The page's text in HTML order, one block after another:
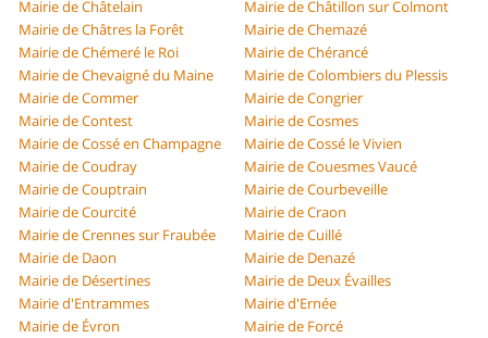
Mairie de Châtelain
Mairie de Châtillon sur Colmont
Mairie de Châtres la Forêt
Mairie de Chemazé
Mairie de Chémeré le Roi
Mairie de Chérancé
Mairie de Chevaigné du Maine
Mairie de Colombiers du Plessis
Mairie de Commer
Mairie de Congrier
Mairie de Contest
Mairie de Cosmes
Mairie de Cossé en Champagne
Mairie de Cossé le Vivien
Mairie de Coudray
Mairie de Couesmes Vaucé
Mairie de Couptrain
Mairie de Courbeveille
Mairie de Courcité
Mairie de Craon
Mairie de Crennes sur Fraubée
Mairie de Cuillé
Mairie de Daon
Mairie de Denazé
Mairie de Désertines
Mairie de Deux Évailles
Mairie d'Entrammes
Mairie d'Ernée
Mairie de Évron
Mairie de Forcé